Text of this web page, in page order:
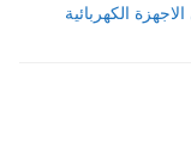
الأم علي الاجهزة الكهربائية